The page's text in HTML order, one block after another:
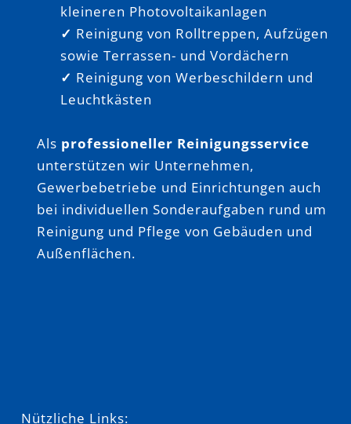
kleineren Photovoltaikanlagen
✓ Reinigung von Rolltreppen, Aufzügen
sowie Terrassen- und Vordächern
✓ Reinigung von Werbeschildern und
Leuchtkästen
Als professioneller Reinigungsservice
unterstützen wir Unternehmen,
Gewerbebetriebe und Einrichtungen auch
bei individuellen Sonderaufgaben rund um
Reinigung und Pflege von Gebäuden und
Außenflächen.
Nützliche Links: